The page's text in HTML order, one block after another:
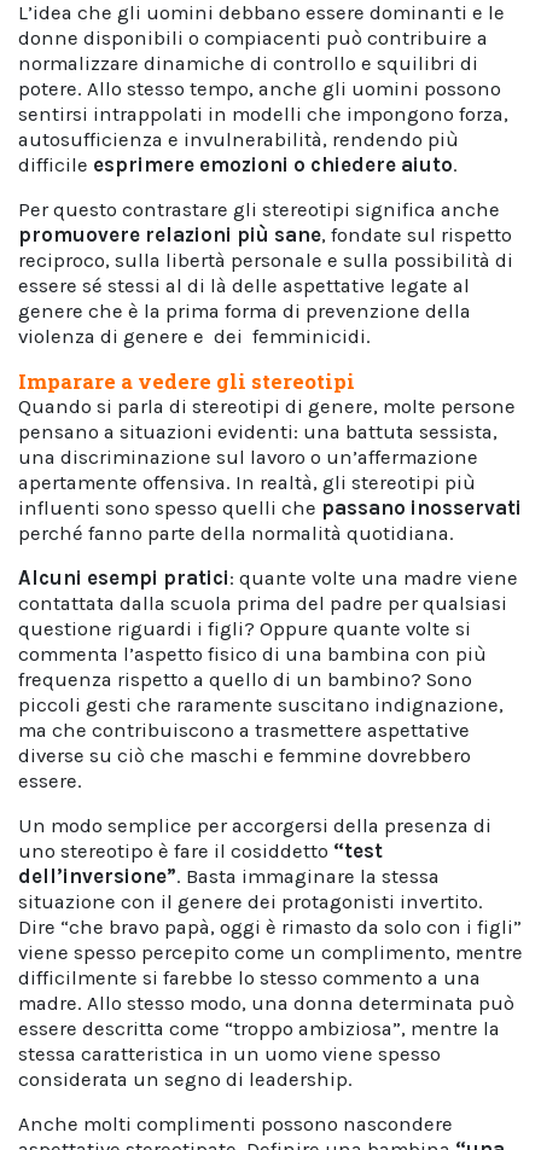
L’idea che gli uomini debbano essere dominanti e le
donne disponibili o compiacenti può contribuire a
normalizzare dinamiche di controllo e squilibri di
potere. Allo stesso tempo, anche gli uomini possono
sentirsi intrappolati in modelli che impongono forza,
autosufficienza e invulnerabilità, rendendo più
difficile esprimere emozioni o chiedere aiuto.
Per questo contrastare gli stereotipi significa anche
promuovere relazioni più sane, fondate sul rispetto
reciproco, sulla libertà personale e sulla possibilità di
essere sé stessi al di là delle aspettative legate al
genere che è la prima forma di prevenzione della
violenza di genere e dei femminicidi.
Imparare a vedere gli stereotipi
Quando si parla di stereotipi di genere, molte persone
pensano a situazioni evidenti: una battuta sessista,
una discriminazione sul lavoro o un’affermazione
apertamente offensiva. In realtà, gli stereotipi più
influenti sono spesso quelli che passano inosservati
perché fanno parte della normalità quotidiana.
Alcuni esempi pratici: quante volte una madre viene
contattata dalla scuola prima del padre per qualsiasi
questione riguardi i figli? Oppure quante volte si
commenta l’aspetto fisico di una bambina con più
frequenza rispetto a quello di un bambino? Sono
piccoli gesti che raramente suscitano indignazione,
ma che contribuiscono a trasmettere aspettative
diverse su ciò che maschi e femmine dovrebbero
essere.
Un modo semplice per accorgersi della presenza di
uno stereotipo è fare il cosiddetto “test
dell’inversione”. Basta immaginare la stessa
situazione con il genere dei protagonisti invertito.
Dire “che bravo papà, oggi è rimasto da solo con i figli”
viene spesso percepito come un complimento, mentre
difficilmente si farebbe lo stesso commento a una
madre. Allo stesso modo, una donna determinata può
essere descritta come “troppo ambiziosa”, mentre la
stessa caratteristica in un uomo viene spesso
considerata un segno di leadership.
Anche molti complimenti possono nascondere